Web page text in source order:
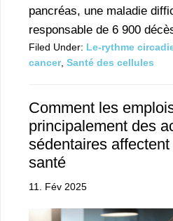
pancréas, une maladie
responsable de 6 900
Filed Under: Le-rythme
cancer, Santé des cellules
Comment les
principalement des
sédentaires
santé
11. Fév 2025